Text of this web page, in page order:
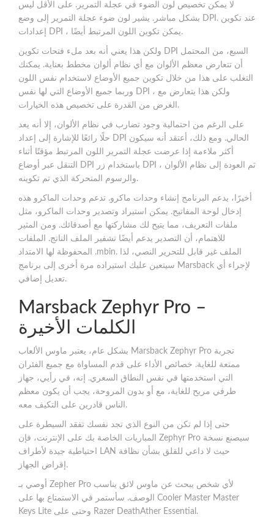
لا يمكن تخصيص لون الضوء في عجلة التمرير. على الأقل ليس
بشكل مباشر. يشير لون ضوء عجلة التمرير إلى وضع DPI. عند تكوين
إعدادات DPI ، يمكن تكوين اللون المرتبط أيضًا.
ولكن هذا يعني أنه بعد ملء فتحات تكوين DPI السبع، من المحتمل
أن تتعارض معظم الألوان مع أي نظام ألوان مخطط بعناية. يمكنك
التغلب على هذا من خلال تكوين جميع الأوضاع لاستخدام نفس اللون
وربما جميع الأوضاع التي لها نفس DPI ، ولكن هذا يتعارض مع
الغرض من القدرة على تخصيص هذه الخيارات.
على الرغم من احتمالية وجود تضارب في نظام الألوان، إلا أنه يعد
حلًا رائعًا للإشارة إلى إعداد DPI الحالي. ومع ذلك، أعتقد أنه سيكون
أكثر ملاءمة إذا عرضت عجلة التمرير اللون المرتبط مؤقتًا أثناء
التنقل عبر أوضاع DPI باستخدام زر DPI ، ثم العودة إلى نظام الألوان
والرسوم المتحركة الذي تم تكوينه.
أخيرًا، يدعم البرنامج إنشاء وحدات ماكرو. تدعم وحدات الماكرو هذه
إدخال لوحة المفاتيح. يمكن استيراد وتصدير وحدات الماكرو، مثل
ملفات التعريف، مما يتيح لك مشاركتها مع أصدقائك. ومن المثير
للاهتمام، أن التصدير يدعم أيضًا تشفير الملف الناتج. الملفات
المحفوظة لها الامتداد .mbin. الملف غير قابل للتحرير النصي، لذا
سيتعين عليك استيراده مرة أخرى إلى برنامج Marsback لإجراء أي
تعديل إضافي.
Marsback Zephyr Pro –
الكلمات الأخيرة
بشكل عام، يعتبر ماوس الألعاب Marsback Zephyr Pro تجربة
ممتعة للغاية. خصائص الأداء على قدم المساواة مع جميع الفئران
التي استخدمتها في نفس النطاق السعري. إنه، في رأيي، جهاز
طرفي مريح للغاية، مع أو بدون المروحة، يجب أن يكون معظم
الناس قادرين على التكيف معه.
حتى إذا لم تكن من النوع الذي تجد نفسك تفقد السيطرة على
المباريات الخاصة بك على الإنترنت، فإن Zephyr Pro سيصنع نسخة
احتياطية جيدة لأطراف LAN حيث لا داعي للقلق بشأن نظافة
إقراض الجهاز.
أوصي بـ Zepher Pro لأي شخص يبحث عن ماوس لائق يناسب
الوصف. سأستمر في الاستمتاع بها على Cooler Master Master
Keys Lite وحتى على Razer DeathAther Essential.